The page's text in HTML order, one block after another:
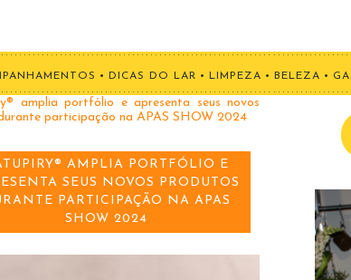
• DICAS DO LAR • LIMPEZA • BELEZA •
AMPLIA PORTFÓLIO E
SEUS NOVOS PRODUTOS
PARTICIPAÇÃO NA APAS
SHOW 2024